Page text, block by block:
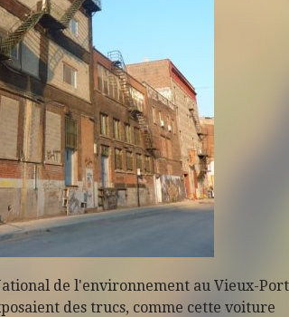
de l'environnement au Vieux-Port
des trucs, comme cette voiture